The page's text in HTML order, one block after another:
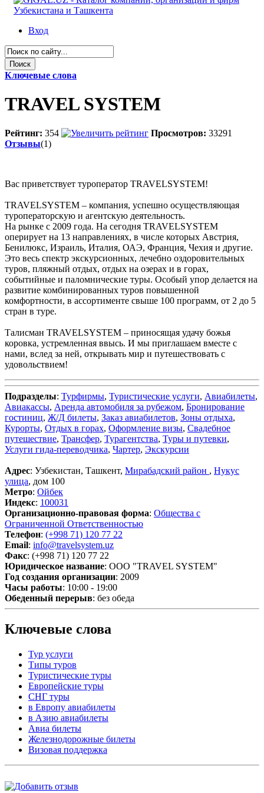
Вход
Ключевые слова
TRAVEL SYSTEM
Рейтинг: 354 Просмотров: 33291
Отзывы(1)
Вас приветствует туроператор TRAVELSYSTEM!
TRAVELSYSTEM – компания, успешно осуществляющая
туроператорскую и агентскую деятельность.
На рынке с 2009 года. На сегодня TRAVELSYSTEM
оперирует на 13 направлениях, в числе которых Австрия,
Бенилюкс, Израиль, Италия, ОАЭ, Франция, Чехия и другие.
Это весь спектр экскурсионных, лечебно оздоровительных
туров, пляжный отдых, отдых на озерах и в горах,
событийные и паломнические туры. Особый упор делается на
развитие комбинированных туров повышенной
комфортности, в ассортименте свыше 100 программ, от 2 до 5
стран в туре.
Талисман TRAVELSYSTEM – приносящая удачу божья
коровка, устремленная ввысь. И мы приглашаем вместе с
нами, вслед за ней, открывать мир и путешествовать с
удовольствием!
Подразделы: Турфирмы, Туристические услуги, Авиабилеты,
Авиакассы, Аренда автомобиля за рубежом, Бронирование
гостиниц, Ж/Д билеты, Заказ авиабилетов, Зоны отдыха,
Курорты, Отдых в горах, Оформление визы, Свадебное
путешествие, Трансфер, Турагентства, Туры и путевки,
Услуги гида-переводчика, Чартер, Экскурсии
Адрес: Узбекистан, Ташкент, Мирабадский район , Нукус
улица, дом 100
Метро: Ойбек
Индекс: 100031
Организационно-правовая форма: Общества с
Ограниченной Ответственностью
Телефон: (+998 71) 120 77 22
Email: info@travelsystem.uz
Факс: (+998 71) 120 77 22
Юридическое название: ООО "TRAVEL SYSTEM"
Год создания организации: 2009
Часы работы: 10:00 - 19:00
Обеденный перерыв: без обеда
Ключевые слова
Тур услуги
Типы туров
Туристические туры
Европейские туры
СНГ туры
в Европу авиабилеты
в Азию авиабилеты
Авиа билеты
Железнодорожные билеты
Визовая поддержка